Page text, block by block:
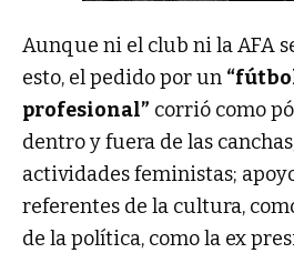
Aunque ni el club ni la AFA
esto, el pedido por un
profesional” corrió como
dentro y fuera de las
actividades feministas;
referentes de la cultura,
de la política, como la ex